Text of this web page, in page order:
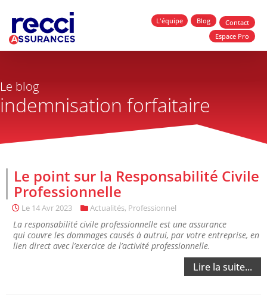
L'équipe Blog
Contact
Espace Pro
Le blog
indemnisation forfaitaire
Le point sur la Responsabilité Civile
Professionnelle
Le 14 Avr 2023 Actualités, Professionnel
La responsabilité civile professionnelle est une assurance
qui couvre les dommages causés à autrui, par votre entreprise, en
lien direct avec l’exercice de l’activité professionnelle.
Lire la suite...